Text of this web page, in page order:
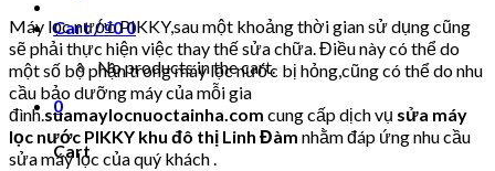
Cart /₫00
No products in the cart.
0
Cart
Máy lọc nước PIKKY,sau một khoảng thời gian sử dụng cũng
sẽ phải thực hiện việc thay thế sửa chữa. Điều này có thể do
một số bộ phận trong máy lọc nước bị hỏng,cũng có thể do nhu
cầu bảo dưỡng máy của mỗi gia
đình.suamaylocnuoctainha.com cung cấp dịch vụ sửa máy
lọc nước PIKKY khu đô thị Linh Đàm nhằm đáp ứng nhu cầu
sửa máy lọc của quý khách .